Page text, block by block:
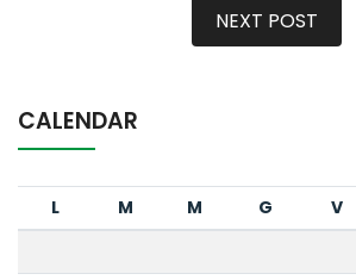
NEXT POST
CALENDAR
L M M G V